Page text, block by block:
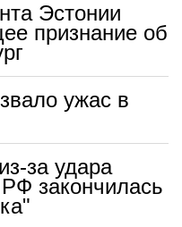
Эстонии
признание об
ужас в
за удара
закончилась